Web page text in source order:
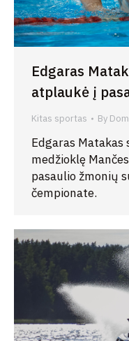
Edgaras
atplaukė į
Kitas sportas By
Edgaras
medžioklę
pasaulio žmonių
čempionate.